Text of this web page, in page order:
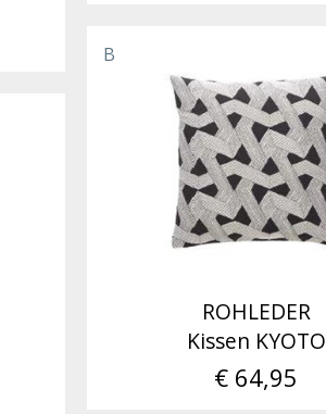
B
ROHLEDER
Kissen KYOTO
€ 64,95